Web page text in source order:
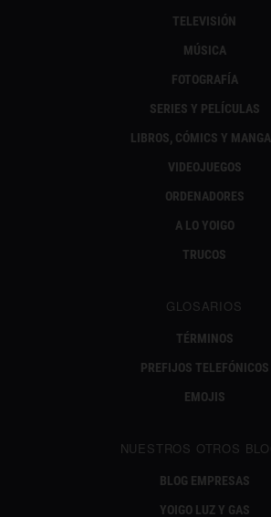
TELEVISIÓN
MÚSICA
FOTOGRAFÍA
SERIES Y PELÍCULAS
LIBROS, CÓMICS Y
VIDEOJUEGOS
ORDENADORES
A LO YOIGO
TRUCOS
GLOSARIOS
TÉRMINOS
PREFIJOS TELEFÓNICOS
EMOJIS
NUESTROS OTROS
BLOG EMPRESAS
YOIGO LUZ Y GAS